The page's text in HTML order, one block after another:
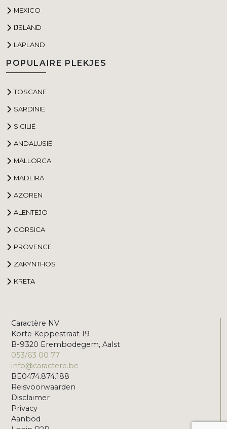
MEXICO
IJSLAND
LAPLAND
POPULAIRE PLEKJES
TOSCANE
SARDINIË
SICILIË
ANDALUSIË
MALLORCA
MADEIRA
AZOREN
ALENTEJO
CORSICA
PROVENCE
ZAKYNTHOS
KRETA
Caractère NV
Korte Keppestraat 19
B-9320 Erembodegem, Aalst
053/63 00 77
info@caractere.be
BE0474.874.188
Reisvoorwaarden
Disclaimer
Privacy
Aanbod